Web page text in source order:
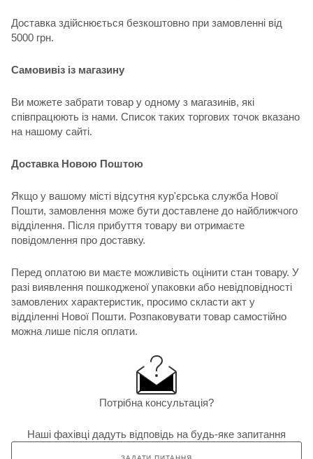
Доставка здійснюється безкоштовно при замовленні від
5000 грн.
Самовивіз із магазину
Ви можете забрати товар у одному з магазинів, які
співпрацюють із нами. Список таких торгових точок вказано
на нашому сайті.
Доставка Новою Поштою
Якщо у вашому місті відсутня кур'єрська служба Нової
Пошти, замовлення може бути доставлене до найближчого
відділення. Після прибуття товару ви отримаєте
повідомлення про доставку.
Перед оплатою ви маєте можливість оцінити стан товару. У
разі виявлення пошкодженої упаковки або невідповідності
замовлених характеристик, просимо скласти акт у
відділенні Нової Пошти. Розпаковувати товар самостійно
можна лише після оплати.
Потрібна консультація?
Наші фахівці дадуть відповідь на будь-яке запитання